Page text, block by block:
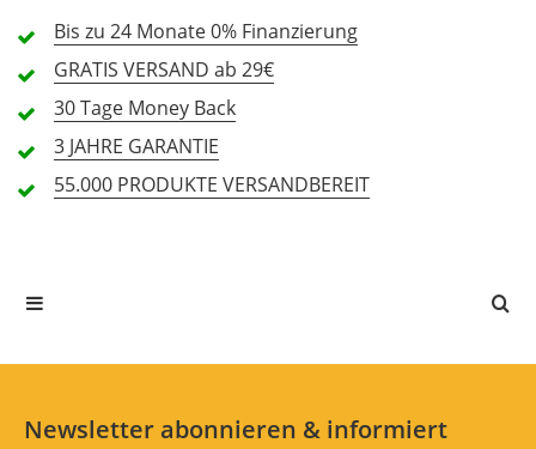
Preis/Leistung (5,0)
Features (5,0)
1 Sterne
0 Kunden
Bis zu 24 Monate0% Finanzierung
GRATIS VERSAND ab 29€
30 Tage Money Back
3 JAHRE GARANTIE
55.000 PRODUKTE VERSANDBEREIT
Newsletter abonnieren & informiert